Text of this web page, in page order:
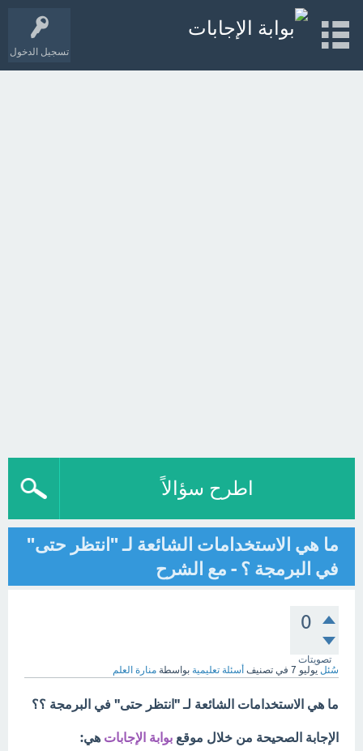
تسجيل الدخول
اطرح سؤالاً
ما هي الاستخدامات الشائعة لـ "انتظر حتى"
في البرمجة ؟ - مع الشرح
0
تصويتات
سُئل يوليو 7 في تصنيف أسئلة تعليمية بواسطة منارة العلم
ما هي الاستخدامات الشائعة لـ "انتظر حتى" في البرمجة ؟؟
الإجابة الصحيحة من خلال موقع بوابة الإجابات هي: